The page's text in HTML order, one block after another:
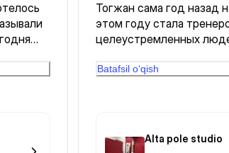
Тогжан сама год назад
этом году стала
целеустремленных людей! Мой
Batafsil o‘qish
Alta pole studio